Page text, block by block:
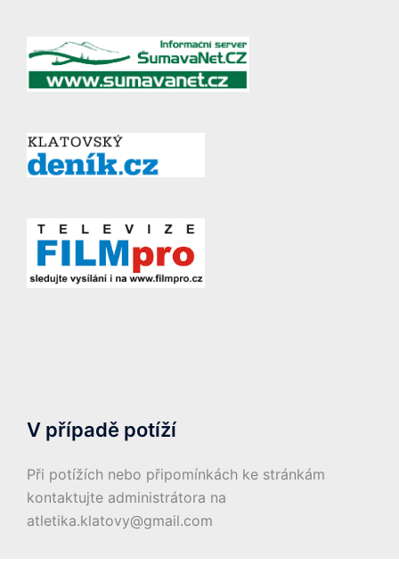
V případě potíží
Při potížích nebo připomínkách ke stránkám
kontaktujte administrátora na
atletika.klatovy@gmail.com